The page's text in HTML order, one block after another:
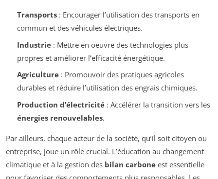
Transports: Encourager l’utilisation des transports en
commun et des véhicules électriques.
Industrie: Mettre en oeuvre des technologies plus
propres et améliorer l’efficacité énergétique.
Agriculture: Promouvoir des pratiques agricoles
durables et réduire l’utilisation des engrais chimiques.
Production d’électricité: Accélérer la transition vers les
énergies renouvelables.
Par ailleurs, chaque acteur de la société, qu’il soit citoyen ou
entreprise, joue un rôle crucial. L’éducation au changement
climatique et à la gestion des bilan carbone est essentielle